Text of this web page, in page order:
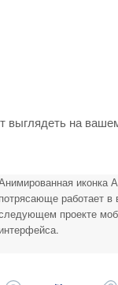
на
иконка
потрясающе работает в
проекте
интерфейса.